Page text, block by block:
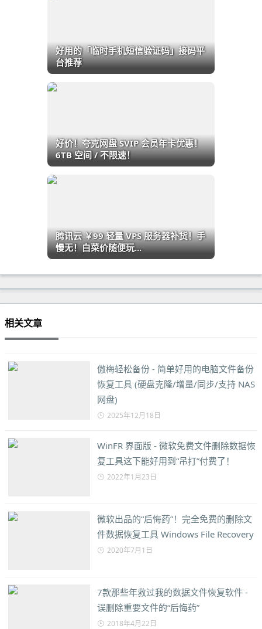
好用的「临时手机短信验证码」接码平
台推荐
好价！夸克网盘 SVIP 会员年卡优惠！
6TB 空间 / 不限速！
腾讯云 ￥99 轻量 VPS 服务器补货！手
慢无！白菜价随便玩...
相关文章
傲梅轻松备份 - 简单好用的电脑文件备份
恢复工具 (硬盘克隆/增量/同步/支持 NAS
网盘)
2025年12月18日
WinFR 界面版 - 微软免费文件删除数据恢
复工具这下能好用到“吊打”付费了！
2022年1月23日
微软出品的“后悔药”！完全免费的删除文
件数据恢复工具 Windows File Recovery
2020年7月1日
7款那些年救过我的数据文件恢复软件 -
误删除重要文件的“后悔药”
2018年4月22日